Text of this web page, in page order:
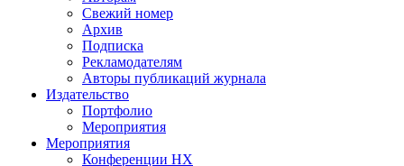
Свежий номер
Архив
Подписка
Рекламодателям
Авторы публикаций журнала
Издательство
Портфолио
Мероприятия
Мероприятия
Конференции НХ